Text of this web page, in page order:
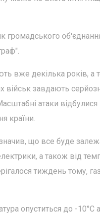
вже декілька років, а
військ завдають
атаки
країни.
що все буде
а також від
тиждень тому,
опуститься до -10°C